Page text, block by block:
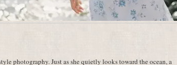
photography. Just as she quietly looks toward the ocean, a